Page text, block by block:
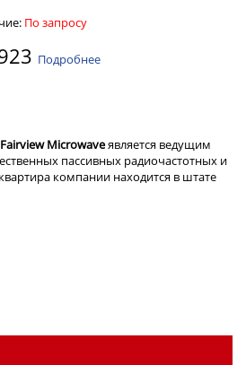
По запросу
Подробнее
Fairview Microwaveявляется ведущим
пассивных радиочастотных и
компании находится в штате